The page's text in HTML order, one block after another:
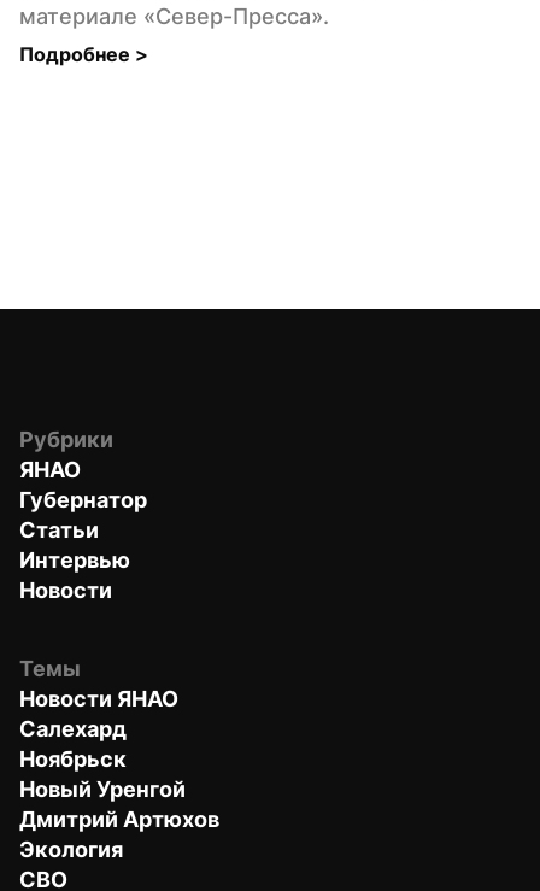
материале «Север-Пресса».
Подробнее >
Рубрики
ЯНАО
Губернатор
Статьи
Интервью
Новости
Темы
Новости ЯНАО
Салехард
Ноябрьск
Новый Уренгой
Дмитрий Артюхов
Экология
СВО